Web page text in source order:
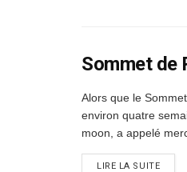
Sommet de
Alors que le
environ quatre
moon, a appelé
LIRE LA SUITE